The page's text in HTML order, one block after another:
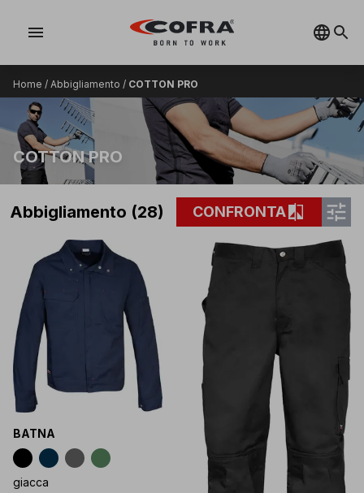
menu
Home / Abbigliamento / COTTON PRO
COTTON PRO
Abbigliamento (28) CONFRONTAcompare tune
BATNA
giacca